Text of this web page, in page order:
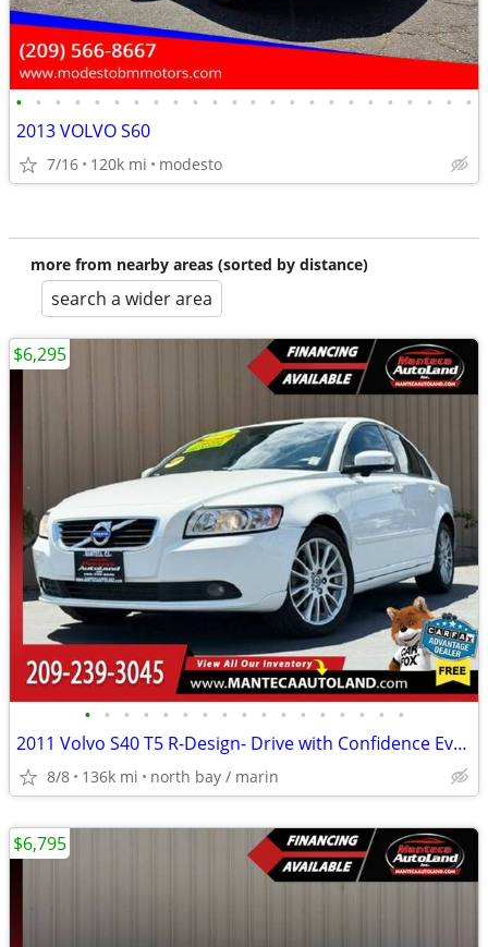
• • • • • • • • • • • • • • • • • • • • • • • •
2013 VOLVO S60
7/16 120k mi modesto
more from nearby areas (sorted by distance)
search a wider area
• • • • • • • • • • • • • • • • •
2011 Volvo S40 T5 R-Design- Drive with Confidence Every Mile!
8/8 136k mi north bay / marin
$6,295
$6,795